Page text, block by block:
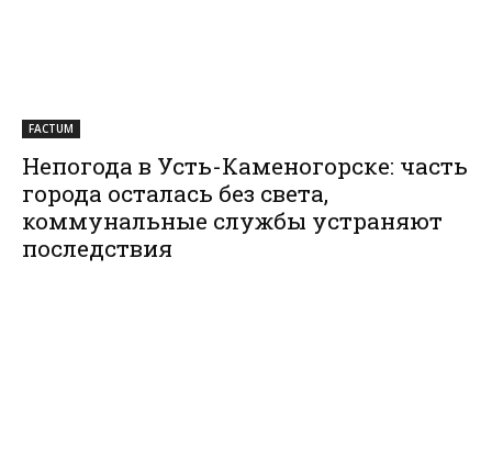
FACTUM
Непогода в Усть-Каменогорске: часть
города осталась без света,
коммунальные службы устраняют
последствия